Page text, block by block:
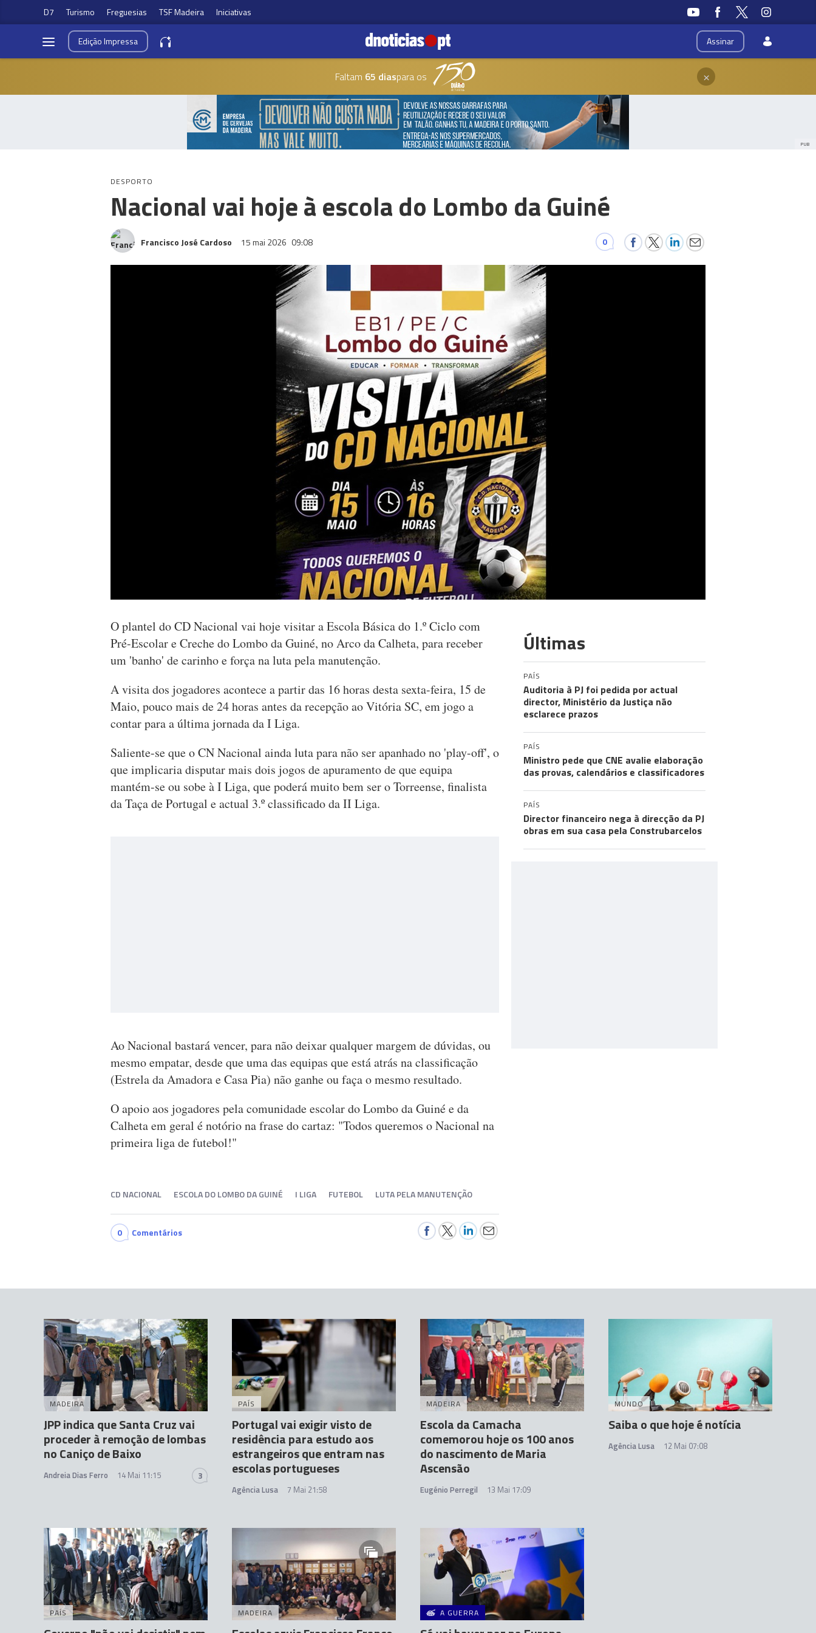
D7 Turismo Freguesias TSF Madeira Iniciativas
Assinar
EdiçãoImpressa
Faltam 65 diaspara os ×
PUB
DESPORTO
Nacional vai hoje à escola do Lombo da Guiné
Francisco José Cardoso 15 mai 2026 09:08 0
O plantel do CD Nacional vai hoje visitar a Escola Básica do 1.º Ciclo com
Pré-Escolar e Creche do Lombo da Guiné, no Arco da Calheta, para receber
um 'banho' de carinho e força na luta pela manutenção.
A visita dos jogadores acontece a partir das 16 horas desta sexta-feira, 15 de
Maio, pouco mais de 24 horas antes da recepção ao Vitória SC, em jogo a
contar para a última jornada da I Liga.
Saliente-se que o CN Nacional ainda luta para não ser apanhado no 'play-off', o
que implicaria disputar mais dois jogos de apuramento de que equipa
mantém-se ou sobe à I Liga, que poderá muito bem ser o Torreense, finalista
da Taça de Portugal e actual 3.º classificado da II Liga.
Ao Nacional bastará vencer, para não deixar qualquer margem de dúvidas, ou
mesmo empatar, desde que uma das equipas que está atrás na classificação
(Estrela da Amadora e Casa Pia) não ganhe ou faça o mesmo resultado.
O apoio aos jogadores pela comunidade escolar do Lombo da Guiné e da
Calheta em geral é notório na frase do cartaz: "Todos queremos o Nacional na
primeira liga de futebol!"
CD NACIONAL ESCOLA DO LOMBO DA GUINÉ I LIGA FUTEBOL LUTA PELA MANUTENÇÃO
0 Comentários
Últimas
PAÍS
Auditoria à PJ foi pedida por actual
director, Ministério da Justiça não
esclarece prazos
PAÍS
Ministro pede que CNE avalie elaboração
das provas, calendários e classificadores
PAÍS
Director financeiro nega à direcção da PJ
obras em sua casa pela Construbarcelos
MADEIRA
JPP indica que Santa Cruz vai
proceder à remoção de lombas
no Caniço de Baixo
Andreia Dias Ferro 14 Mai 11:15 3
PAÍS
Portugal vai exigir visto de
residência para estudo aos
estrangeiros que entram nas
escolas portugueses
Agência Lusa 7 Mai 21:58
MADEIRA
Escola da Camacha
comemorou hoje os 100 anos
do nascimento de Maria
Ascensão
Eugénio Perregil 13 Mai 17:09
MUNDO
Saiba o que hoje é notícia
Agência Lusa 12 Mai 07:08
PAÍS MADEIRA A GUERRA